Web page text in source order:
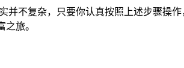
并不复杂，只要你认真按照上述步骤操
旅。